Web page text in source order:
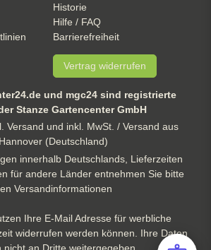
Historie
Hilfe / FAQ
Barrierefreiheit
Vertrag widerrufen
und mgc24 sind registrierte
Stanze Gartencenter GmbH
Versand und inkl. MwSt. / Versand aus
Hannover (Deutschland)
innerhalb Deutschlands, Lieferzeiten
für andere Länder entnehmen Sie bitte
Versandinformationen
Ihre E-Mail Adresse für werbliche
widerrufen werden können. Ihre Daten
nicht an Dritte weitergegeben.